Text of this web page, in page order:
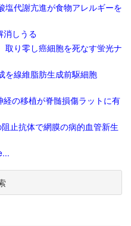
塩代謝亢進が食物アレルギーを
消しうる
取り零し癌細胞を死なす蛍光ナ
を線維脂肪生成前駆細胞
の移植が脊髄損傷ラットに有
止抗体で網膜の病的血管新生